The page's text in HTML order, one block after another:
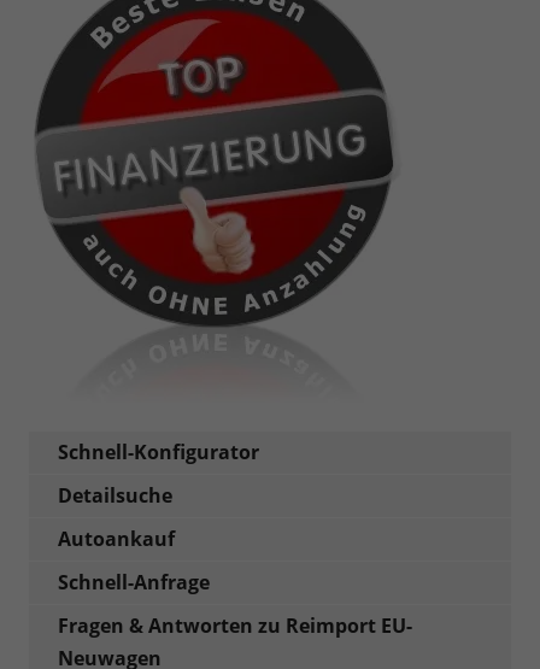
Schnell-Konfigurator
Detailsuche
Autoankauf
Schnell-Anfrage
Fragen & Antworten zu Reimport EU-
Neuwagen